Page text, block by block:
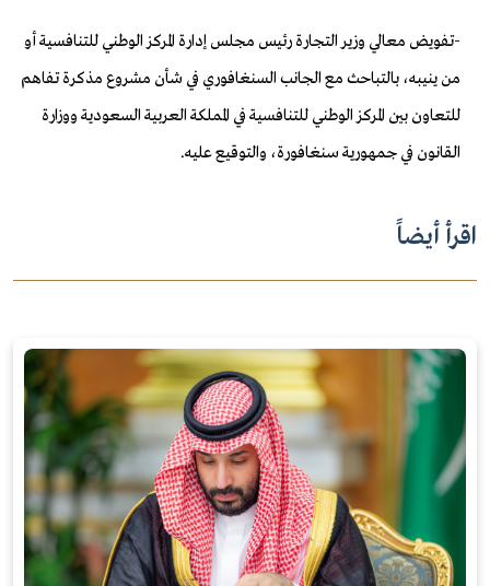
-تفويض معالي وزير التجارة رئيس مجلس إدارة المركز الوطني للتنافسية أو
من ينيبه، بالتباحث مع الجانب السنغافوري في شأن مشروع مذكرة تفاهم
للتعاون بين المركز الوطني للتنافسية في المملكة العربية السعودية ووزارة
القانون في جمهورية سنغافورة، والتوقيع عليه.
اقرأ أيضاً